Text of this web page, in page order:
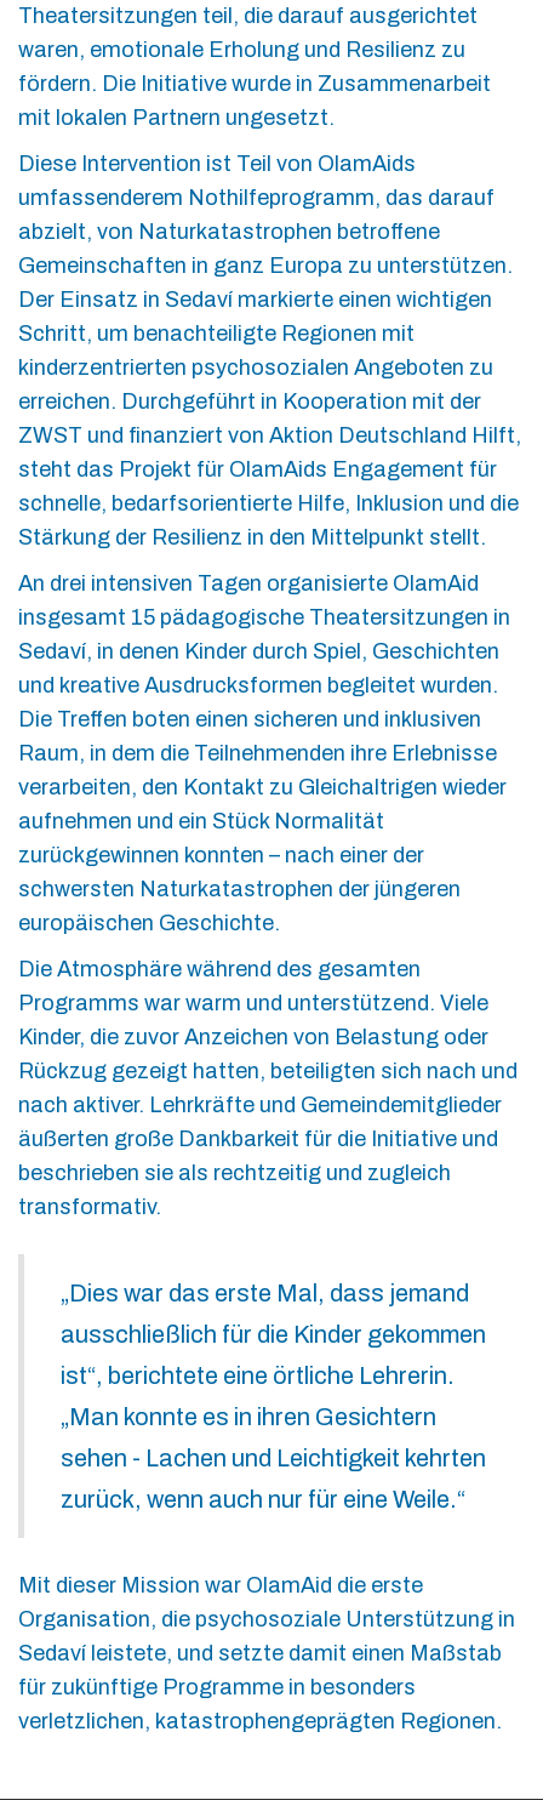
Theatersitzungen teil, die darauf ausgerichtet
waren, emotionale Erholung und Resilienz zu
fördern. Die Initiative wurde in Zusammenarbeit
mit lokalen Partnern ungesetzt.
Diese Intervention ist Teil von OlamAids
umfassenderem Nothilfeprogramm, das darauf
abzielt, von Naturkatastrophen betroffene
Gemeinschaften in ganz Europa zu unterstützen.
Der Einsatz in Sedaví markierte einen wichtigen
Schritt, um benachteiligte Regionen mit
kinderzentrierten psychosozialen Angeboten zu
erreichen. Durchgeführt in Kooperation mit der
ZWST und finanziert von Aktion Deutschland Hilft,
steht das Projekt für OlamAids Engagement für
schnelle, bedarfsorientierte Hilfe, Inklusion und die
Stärkung der Resilienz in den Mittelpunkt stellt.
An drei intensiven Tagen organisierte OlamAid
insgesamt 15 pädagogische Theatersitzungen in
Sedaví, in denen Kinder durch Spiel, Geschichten
und kreative Ausdrucksformen begleitet wurden.
Die Treffen boten einen sicheren und inklusiven
Raum, in dem die Teilnehmenden ihre Erlebnisse
verarbeiten, den Kontakt zu Gleichaltrigen wieder
aufnehmen und ein Stück Normalität
zurückgewinnen konnten – nach einer der
schwersten Naturkatastrophen der jüngeren
europäischen Geschichte.
Die Atmosphäre während des gesamten
Programms war warm und unterstützend. Viele
Kinder, die zuvor Anzeichen von Belastung oder
Rückzug gezeigt hatten, beteiligten sich nach und
nach aktiver. Lehrkräfte und Gemeindemitglieder
äußerten große Dankbarkeit für die Initiative und
beschrieben sie als rechtzeitig und zugleich
transformativ.
„Dies war das erste Mal, dass jemand
ausschließlich für die Kinder gekommen
ist“, berichtete eine örtliche Lehrerin.
„Man konnte es in ihren Gesichtern
sehen - Lachen und Leichtigkeit kehrten
zurück, wenn auch nur für eine Weile.“
Mit dieser Mission war OlamAid die erste
Organisation, die psychosoziale Unterstützung in
Sedaví leistete, und setzte damit einen Maßstab
für zukünftige Programme in besonders
verletzlichen, katastrophengeprägten Regionen.